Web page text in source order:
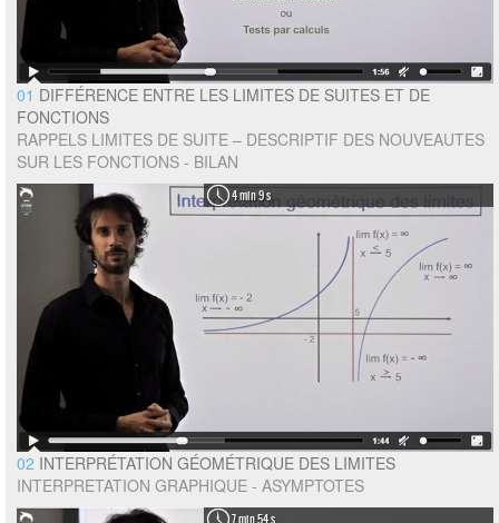
01 DIFFÉRENCE ENTRE LES LIMITES DE SUITES ET DE
FONCTIONS
RAPPELS LIMITES DE SUITE – DESCRIPTIF DES NOUVEAUTES
SUR LES FONCTIONS - BILAN
4 min 9 s
02 INTERPRÉTATION GÉOMÉTRIQUE DES LIMITES
INTERPRETATION GRAPHIQUE - ASYMPTOTES
7 min 54 s